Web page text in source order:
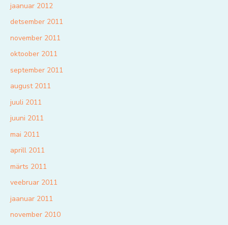
jaanuar 2012
detsember 2011
november 2011
oktoober 2011
september 2011
august 2011
juuli 2011
juuni 2011
mai 2011
aprill 2011
märts 2011
veebruar 2011
jaanuar 2011
november 2010